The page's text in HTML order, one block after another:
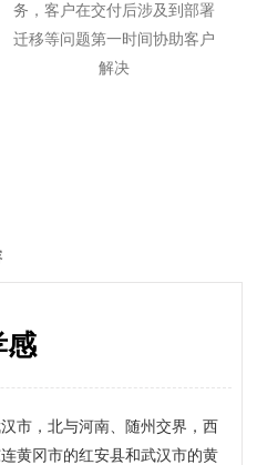
务，客户在交付后涉及到部署
迁移等问题第一时间协助客户
解决
感
市，北与河南、随州交界，西
黄冈市的红安县和武汉市的黄